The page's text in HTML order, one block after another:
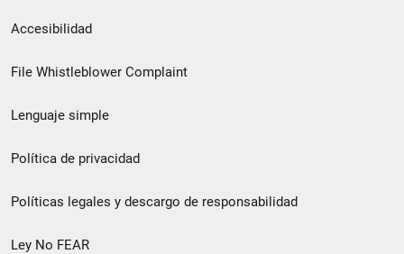
Menú
de
de
pie
de
página
Accesibilidad
File Whistleblower Complaint
Lenguaje simple
Política de privacidad
Políticas legales y descargo de responsabilidad
Ley No FEAR